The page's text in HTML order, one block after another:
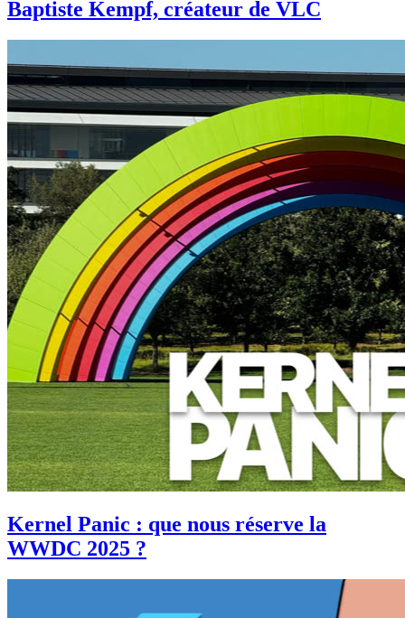
Baptiste Kempf, créateur de VLC
Kernel Panic : que nous réserve la
WWDC 2025 ?